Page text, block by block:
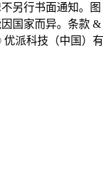
另行书面通知。图
国家而异。条款 &
派科技（中国）有